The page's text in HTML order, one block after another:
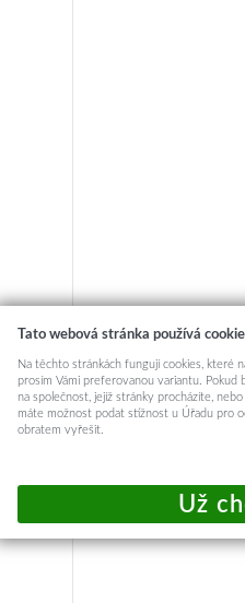
Tato webová stránka používá
Na těchto stránkách fungují cookies, které
prosím Vámi preferovanou variantu.
na společnost, jejíž stránky procházíte,
máte možnost podat stížnost u Úřadu pro
obratem vyřešit.